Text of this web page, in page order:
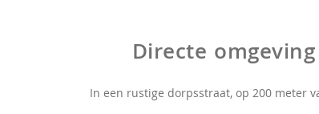
Directe omgeving
In een rustige dorpsstraat, op 200 meter